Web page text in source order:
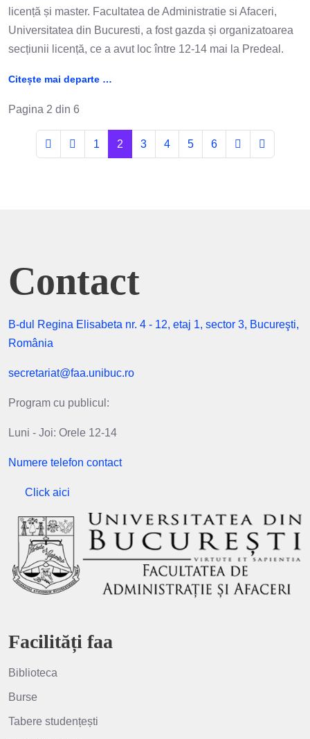
licență și master. Facultatea de Administratie si Afaceri,
Universitatea din Bucuresti, a fost gazda și organizatoarea
secțiunii licență, ce a avut loc între 12-14 mai la Predeal.
Citește mai departe …
Pagina 2 din 6
1 2 3 4 5 6
Contact
B-dul Regina Elisabeta nr. 4 - 12, etaj 1, sector 3, Bucureşti,
România
secretariat@faa.unibuc.ro
Program cu publicul:
Luni - Joi: Orele 12-14
Numere telefon contact
Click aici
Facilități faa
Biblioteca
Burse
Tabere studențești